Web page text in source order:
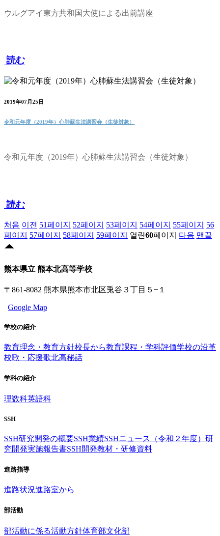
ウルグアイ東方共和国大使による出前講座
読む
2019年07月25日
令和元年度（2019年）心肺蘇生法講習会（生徒対象）
令和元年度（2019年）心肺蘇生法講習会（生徒対象）
読む
처음 이전 51페이지 52페이지 53페이지 54페이지 55페이지
56
페이지
57페이지 58페이지 59페이지 열린60페이지 다음 맨끝
熊本県立 熊本北高等学校
〒861-8082 熊本県熊本市北区兎谷３丁目５−１
Google Map
学校の紹介
教育理念・教育方針校長から教育課程・学科評価学校の沿革
校歌・応援歌北高秘話
学科の紹介
理数科英語科
SSH
SSH研究開発の概要SSH業績SSHニュース（令和２年度） 研
究開発実施報告書SSH開発教材・研修資料
進路指導
進路状況進路室から
部活動
部活動に係る活動方針体育部文化部